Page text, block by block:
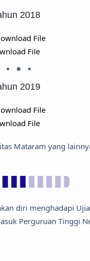
2018
File
File
2019
File
File
Mataram yang
diri menghadapi
Perguruan Tinggi